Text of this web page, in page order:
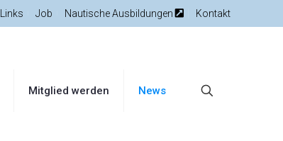
Links Job Nautische Ausbildungen Kontakt
Mitglied werden News